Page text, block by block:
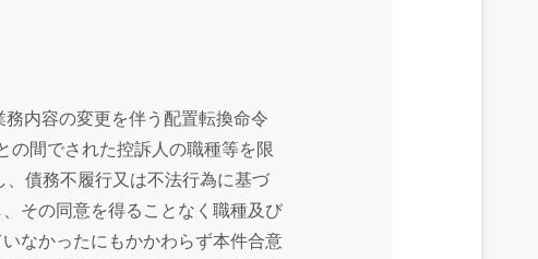
内容の変更を伴う配置転換命令
の間でされた控訴人の職種等を限
債務不履行又は不法行為に基づ
その同意を得ることなく職種及び
なかったにもかかわらず本件合意